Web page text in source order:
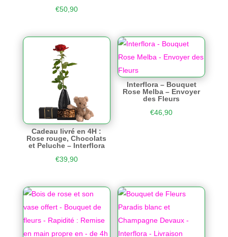
€50,90
Cadeau livré en 4H :
Rose rouge, Chocolats
et Peluche – Interflora
€39,90
Interflora – Bouquet
Rose Melba – Envoyer
des Fleurs
€46,90